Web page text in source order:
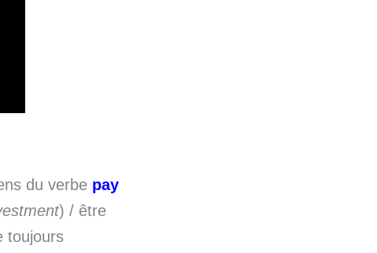
du verbe pay
) / être
toujours